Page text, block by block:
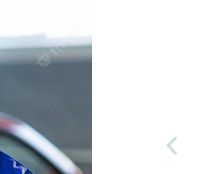
hamar, és 1 órán belül el is hárította.